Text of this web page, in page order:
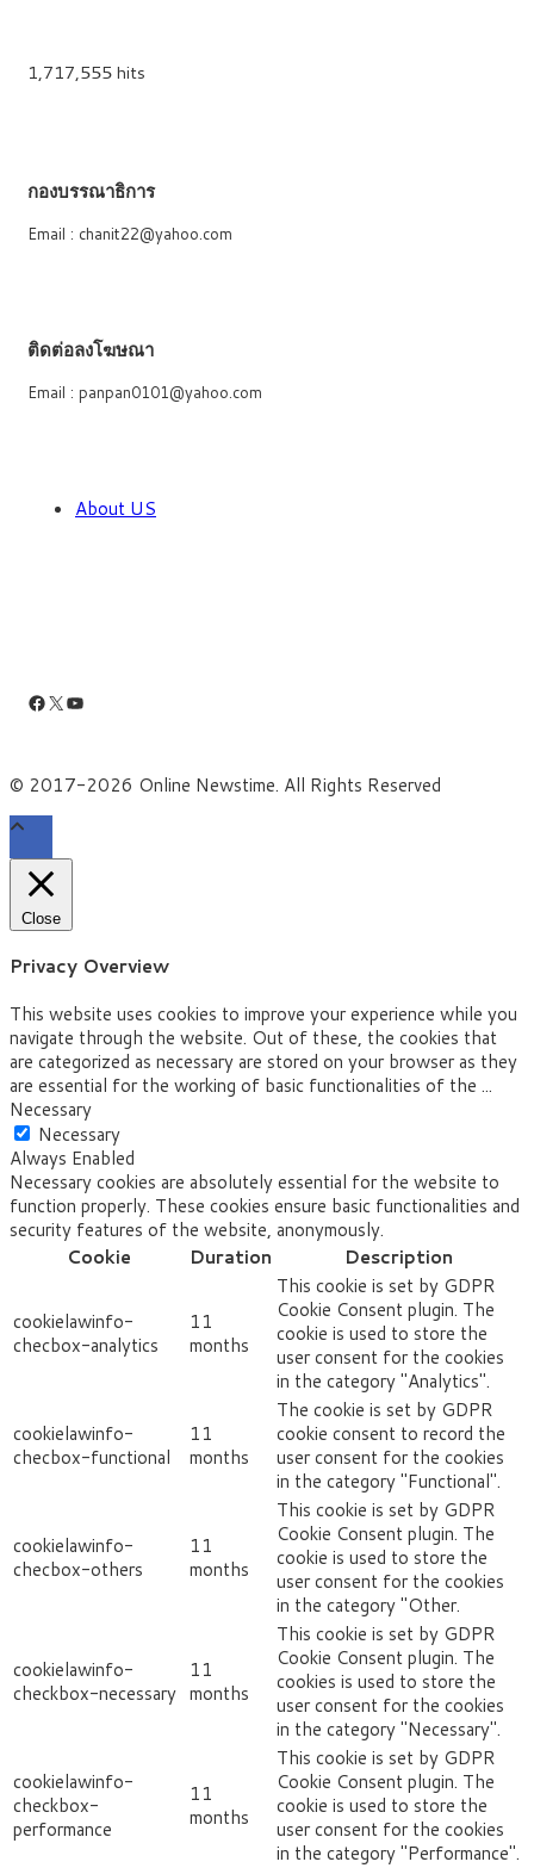
1,717,555 hits
กองบรรณาธิการ
Email : chanit22@yahoo.com
ติดต่อลงโฆษณา
Email : panpan0101@yahoo.com
About US
Facebook
X YouTube
© 2017-2026 Online Newstime. All Rights Reserved
Close
Privacy Overview
This website uses cookies to improve your experience while you
navigate through the website. Out of these, the cookies that
are categorized as necessary are stored on your browser as they
are essential for the working of basic functionalities of the ...
Necessary
Necessary
Always Enabled
Necessary cookies are absolutely essential for the website to
function properly. These cookies ensure basic functionalities and
security features of the website, anonymously.
Cookie
Duration Description
cookielawinfo-
checbox-analytics
11
months
This cookie is set by GDPR
Cookie Consent plugin. The
cookie is used to store the
user consent for the cookies
in the category "Analytics".
cookielawinfo-
checbox-functional
11
months
The cookie is set by GDPR
cookie consent to record the
user consent for the cookies
in the category "Functional".
cookielawinfo-
checbox-others
11
months
This cookie is set by GDPR
Cookie Consent plugin. The
cookie is used to store the
user consent for the cookies
in the category "Other.
cookielawinfo-
checkbox-necessary
11
months
This cookie is set by GDPR
Cookie Consent plugin. The
cookies is used to store the
user consent for the cookies
in the category "Necessary".
cookielawinfo-
checkbox-
performance
11
months
This cookie is set by GDPR
Cookie Consent plugin. The
cookie is used to store the
user consent for the cookies
in the category "Performance".